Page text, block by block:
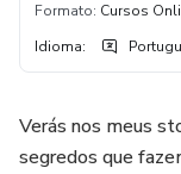
Formato: Cursos
Idioma:
Verás nos meus
segredos que